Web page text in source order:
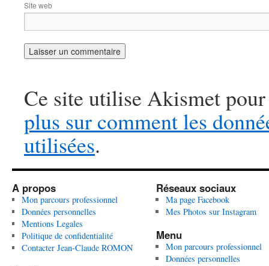
Site web
Ce site utilise Akismet
plus sur comment les
utilisées.
A propos
Mon parcours professionnel
Données personnelles
Mentions Legales
Politique de confidentialité
Contacter Jean-Claude ROMON
Réseaux sociaux
Ma page Facebook
Mes Photos sur Instagram
Menu
Mon parcours professionnel
Données personnelles